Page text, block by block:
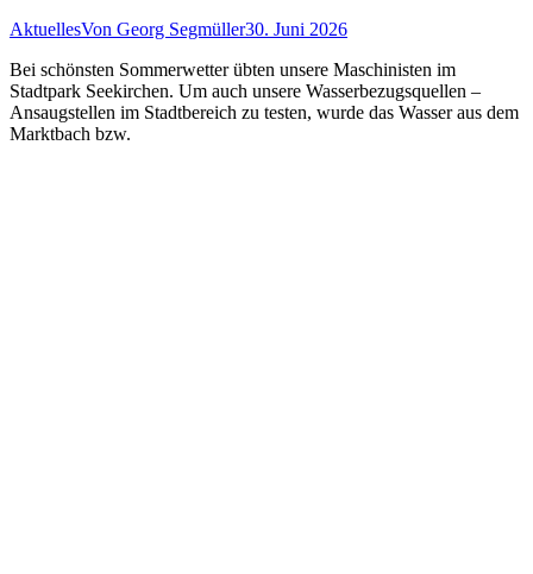
AktuellesVon Georg Segmüller30. Juni 2026
Bei schönsten Sommerwetter übten unsere Maschinisten im
Stadtpark Seekirchen. Um auch unsere Wasserbezugsquellen –
Ansaugstellen im Stadtbereich zu testen, wurde das Wasser aus dem
Marktbach bzw.